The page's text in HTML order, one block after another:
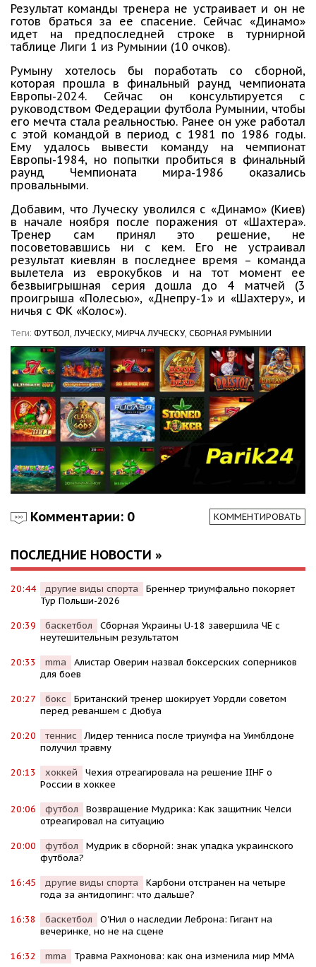
Результат команды тренера не устраивает и он не
готов браться за ее спасение. Сейчас «Динамо»
идет на предпоследней строке в турнирной
таблице Лиги 1 из Румынии (10 очков).
Румыну хотелось бы поработать со сборной,
которая прошла в финальный раунд чемпионата
Европы-2024. Сейчас он консультируется с
руководством Федерации футбола Румынии, чтобы
его мечта стала реальностью. Ранее он уже работал
с этой командой в период с 1981 по 1986 годы.
Ему удалось вывести команду на чемпионат
Европы-1984, но попытки пробиться в финальный
раунд Чемпионата мира-1986 оказались
провальными.
Добавим, что Луческу уволился с «Динамо» (Киев)
в начале ноября после поражения от «Шахтера».
Тренер сам принял это решение, не
посоветовавшись ни с кем. Его не устраивал
результат киевлян в последнее время – команда
вылетела из еврокубков и на тот момент ее
безвыигрышная серия дошла до 4 матчей (3
проигрыша «Полесью», «Днепру-1» и «Шахтеру», и
ничья с ФК «Колос»).
Теги: ФУТБОЛ, ЛУЧЕСКУ, МИРЧА ЛУЧЕСКУ, СБОРНАЯ РУМЫНИИ
Комментарии: 0 КОММЕНТИРОВАТЬ
ПОСЛЕДНИЕ НОВОСТИ »
20:44 другие виды спорта
Бреннер триумфально покоряет
Тур Польши-2026
20:39 баскетбол
Сборная Украины U-18 завершила ЧЕ с
неутешительным результатом
20:33 mma
Алистар Оверим назвал боксерских соперников
для боев
20:27 бокс
Британский тренер шокирует Уордли советом
перед реваншем с Дюбуа
20:20 теннис
Лидер тенниса после триумфа на Уимблдоне
получил травму
20:13 хоккей
Чехия отреагировала на решение IIHF о
России в хоккее
20:06 футбол
Возвращение Мудрика: Как защитник Челси
отреагировал на ситуацию
20:00 футбол
Мудрик в сборной: знак упадка украинского
футбола?
16:45 другие виды спорта
Карбони отстранен на четыре
года за антидопинг: что дальше?
16:38 баскетбол
О'Нил о наследии Леброна: Гигант на
вечеринке, но не на сцене
16:32 mma Травма Рахмонова: как она изменила мир ММА